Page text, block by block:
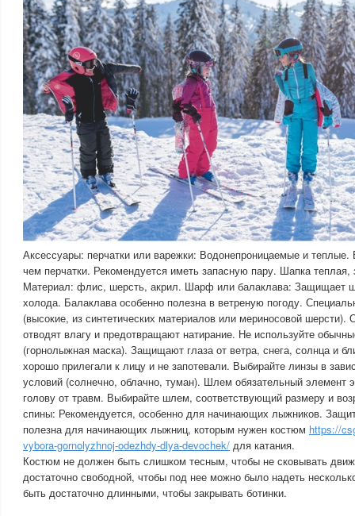
Аксессуары: перчатки или варежки: Водонепроницаемые и
чем перчатки. Рекомендуется иметь запасную пару. Шапка
Материал: флис, шерсть, акрил. Шарф или балаклава: Защищает
холода. Балаклава особенно полезна в ветреную погоду.
(высокие, из синтетических материалов или мериносовой шерсти).
отводят влагу и предотвращают натирание. Не используйте
(горнолыжная маска). Защищают глаза от ветра, снега, солнца и
хорошо прилегали к лицу и не запотевали. Выбирайте линзы в
условий (солнечно, облачно, туман). Шлем обязательный элемент
голову от травм. Выбирайте шлем, соответствующий размеру и
спины: Рекомендуется, особенно для начинающих лыжников.
полезна для начинающих лыжниц, которым нужен костюм https://
vybora-gornolyzhnoj-odezhdy-dlya-devochek/ для катания.
Костюм не должен быть слишком тесным, чтобы не сковывать
достаточно свободной, чтобы под нее можно было надеть
быть достаточно длинными, чтобы закрывать ботинки.